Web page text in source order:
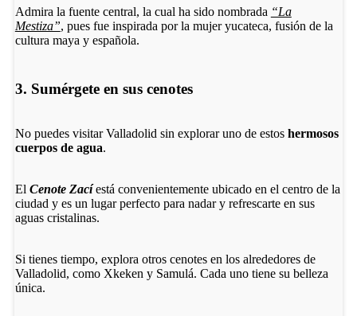
Admira la fuente central, la cual ha sido nombrada “La
Mestiza”, pues fue inspirada por la mujer yucateca, fusión de la
cultura maya y española.
3. Sumérgete en sus cenotes
No puedes visitar Valladolid sin explorar uno de estos hermosos
cuerpos de agua.
El Cenote Zacíestá convenientemente ubicado en el centro de la
ciudad y es un lugar perfecto para nadar y refrescarte en sus
aguas cristalinas.
Si tienes tiempo, explora otros cenotes en los alrededores de
Valladolid, como Xkeken y Samulá. Cada uno tiene su belleza
única.